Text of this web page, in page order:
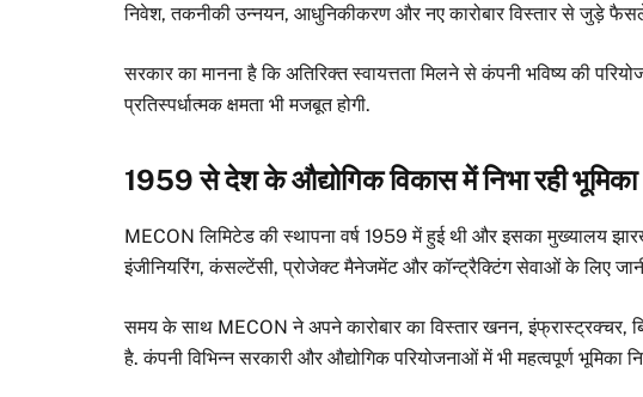
निवेश, तकनीकी उन्नयन, आधुनिकीकरण और नए कारोबार विस्तार से जुड़े
सरकार का मानना है कि अतिरिक्त स्वायत्तता मिलने से कंपनी भविष्य की
प्रतिस्पर्धात्मक क्षमता भी मजबूत होगी.
1959 से देश के औद्योगिक विकास में निभा रही भूमिका
MECON लिमिटेड की स्थापना वर्ष 1959 में हुई थी और इसका मुख्यालय
इंजीनियरिंग, कंसल्टेंसी, प्रोजेक्ट मैनेजमेंट और कॉन्ट्रैक्टिंग सेवाओं के लिए
समय के साथ MECON ने अपने कारोबार का विस्तार खनन, इंफ्रास्ट्रक्चर,
है. कंपनी विभिन्न सरकारी और औद्योगिक परियोजनाओं में भी महत्वपूर्ण भूमिका